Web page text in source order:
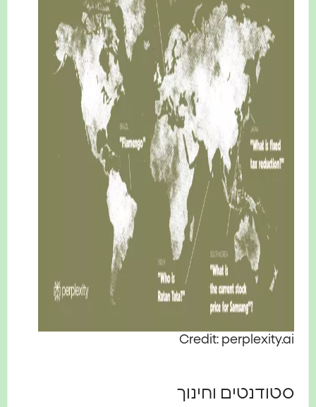
Credit: perplexity.ai
סטודנטים וחינוך